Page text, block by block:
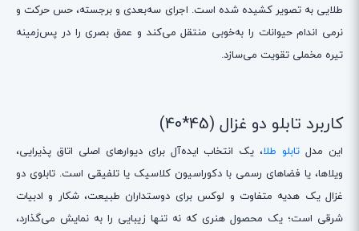
طلایی به تصویر کشیده شده است. اجرای سه‌بعدی و برجسته، حس حرکت و
نرمی اندام حیوانات را به‌خوبی منتقل می‌کند و عمق بصری را در پس‌زمینه
تیره مخملی تقویت می‌سازد.
کاربرد تابلو دو غزال (45*40)
این مدل تابلو طلا، یک انتخاب ایده‌آل برای دیوارهای اصلی اتاق پذیرایی،
ویلاها، یا فضاهای رسمی با دکوراسیون کلاسیک یا تلفیقی است. تابلوی دو
غزال یک هدیه متفاوت و لوکس برای دوستداران طبیعت، شکار و ادبیات
شرقی است؛ یک محصول هنری که نه تنها زیبایی را به نمایش می‌گذارد،